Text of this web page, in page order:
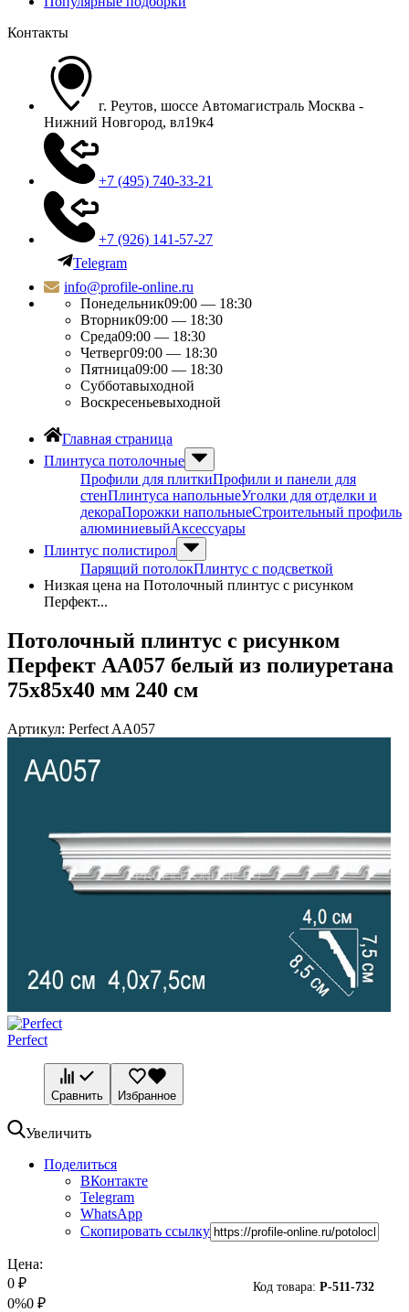
Контакты
г. Реутов, шоссе Автомагистраль Москва -
Нижний Новгород, вл19к4
+7 (495) 740-33-21
+7 (926) 141-57-27
Telegram
info@profile-online.ru
Понедельник09:00 — 18:30
Вторник09:00 — 18:30
Среда09:00 — 18:30
Четверг09:00 — 18:30
Пятница09:00 — 18:30
Субботавыходной
Воскресеньевыходной
Главная страница
Плинтуса потолочные
Профили для плиткиПрофили и панели для
стенПлинтуса напольныеУголки для отделки и
декораПорожки напольныеСтроительный профиль
алюминиевыйАксессуары
Плинтус полистирол
Парящий потолокПлинтус с подсветкой
Низкая цена на Потолочный плинтус с рисунком
Перфект...
Потолочный плинтус с рисунком
Перфект AA057 белый из полиуретана
75х85х40 мм 240 см
Артикул: Perfect AA057
Perfect
Сравнить Избранное
Увеличить
Поделиться
ВКонтакте
Telegram
WhatsApp
Скопировать ссылку
Код товара: P-511-732
Цена:
0 ₽
0%0 ₽